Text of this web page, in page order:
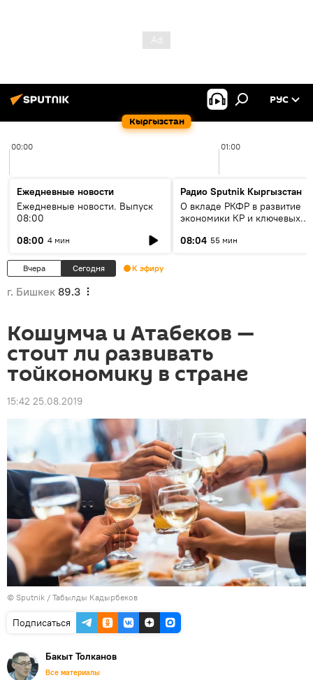
Кыргызстан
РУС
00:00 01:00
Ежедневные новости
Ежедневные новости. Выпуск
08:00
08:00 4 мин
Радио Sputnik Кыргызстан
О вкладе РКФР в развитие
экономики КР и ключевых
08:04 55 мин
Вчера Сегодня К эфиру
г. Бишкек 89.3
Кошумча и Атабеков —
стоит ли развивать
тойкономику в стране
15:42 25.08.2019
© Sputnik / Табылды Кадырбеков
Подписаться
Бакыт Толканов
Все материалы